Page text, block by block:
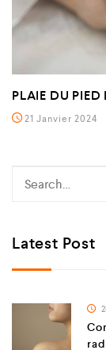
PLAIE DU
21 Janvier 2024
Latest Post